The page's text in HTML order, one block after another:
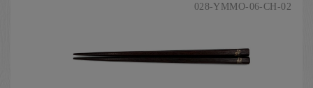
028-YMMO-06-CH-02